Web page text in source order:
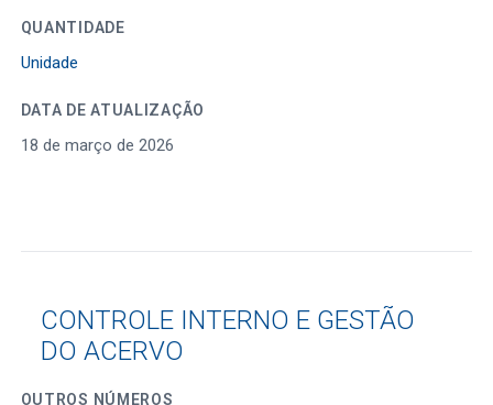
QUANTIDADE
Unidade
DATA DE ATUALIZAÇÃO
18 de março de 2026
CONTROLE INTERNO E GESTÃO
DO ACERVO
OUTROS NÚMEROS